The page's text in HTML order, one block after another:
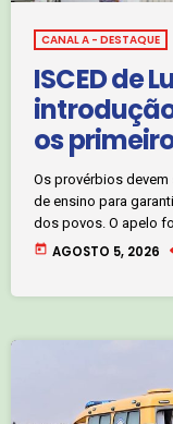
CANAL A - DESTAQUE
ISCED de
os
Os provérbios
de ensino para
dos povos. O apelo
pelo ISCED de
today AGOSTO 5, 2026